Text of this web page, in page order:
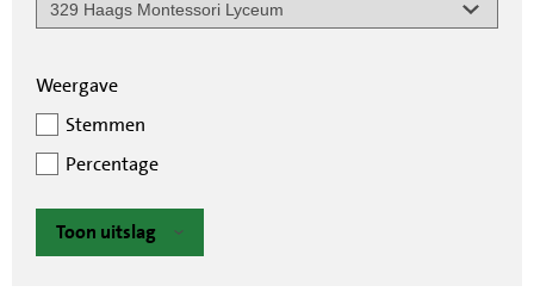
Weergave
Stemmen
Percentage
Toon uitslag